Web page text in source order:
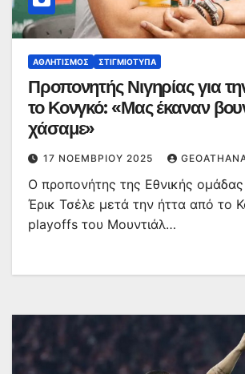
ΑΘΛΗΤΙΣΜΌΣ ΣΤΙΓΜΙΌΤΥΠΑ
Προπονητής Νιγηρίας για
το Κονγκό: «Μας έκαναν
χάσαμε»
17 ΝΟΕΜΒΡΊΟΥ 2025
Ο προπονήτης της Εθνικής ομάδας
Έρικ Τσέλε μετά την ήττα από το
playoffs του Μουντιάλ…